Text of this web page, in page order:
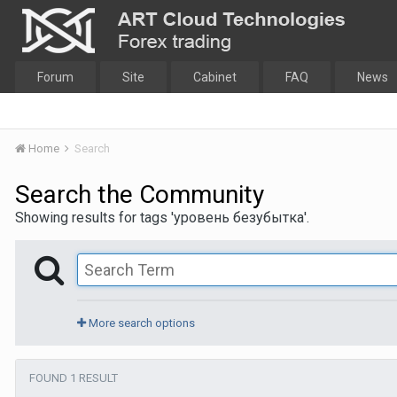
Forum Site Cabinet FAQ News
Home Search
Search the Community
Showing results for tags 'уровень безубытка'.
More search options
FOUND 1 RESULT